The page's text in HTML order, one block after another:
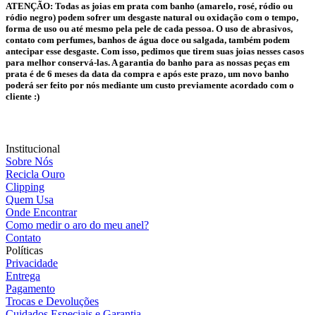
ATENÇÃO: Todas as joias em prata com banho (amarelo, rosé, ródio ou
ródio negro) podem sofrer um desgaste natural ou oxidação com o tempo,
forma de uso ou até mesmo pela pele de cada pessoa. O uso de abrasivos,
contato com perfumes, banhos de água doce ou salgada, também podem
antecipar esse desgaste. Com isso, pedimos que tirem suas joias nesses casos
para melhor conservá-las. A garantia do banho para as nossas peças em
prata é de 6 meses da data da compra e após este prazo, um novo banho
poderá ser feito por nós mediante um custo previamente acordado com o
cliente :)
Institucional
Sobre Nós
Recicla Ouro
Clipping
Quem Usa
Onde Encontrar
Como medir o aro do meu anel?
Contato
Políticas
Privacidade
Entrega
Pagamento
Trocas e Devoluções